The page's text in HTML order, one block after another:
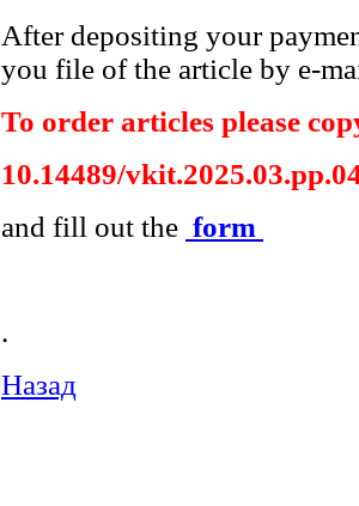
After depositing your
you file of the article by e-
To order articles please
10.14489/
and fill out the form
.
Назад